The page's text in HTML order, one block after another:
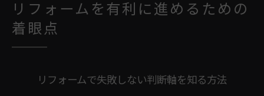
リフォームを有利に進めるための
着眼点
リフォームで失敗しない判断軸を知る方法